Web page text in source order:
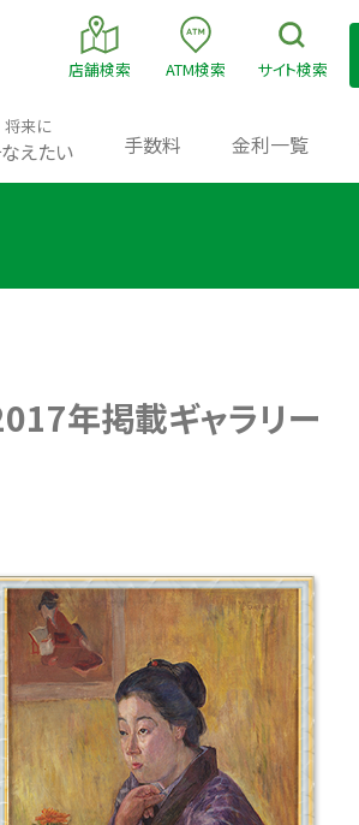
店舗検索 ATM検索 サイト検索
将来に
えたい 手数料 金利一覧
年掲載ギャラリー